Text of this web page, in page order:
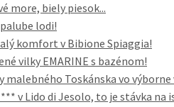
more, biely piesok...
lodi!
komfort v Bibione Spiaggia!
vilky EMARINE s bazénom!
malebného Toskánska vo
v Lido di Jesolo, to je stávka na